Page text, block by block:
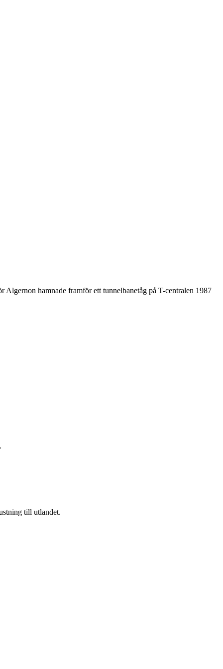
hamnade framför ett tunnelbanetåg på T-centralen 1987
till utlandet.